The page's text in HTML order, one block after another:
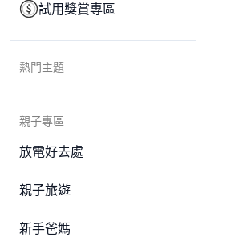
試用獎賞專區
熱門主題
親子專區
放電好去處
親子旅遊
新手爸媽